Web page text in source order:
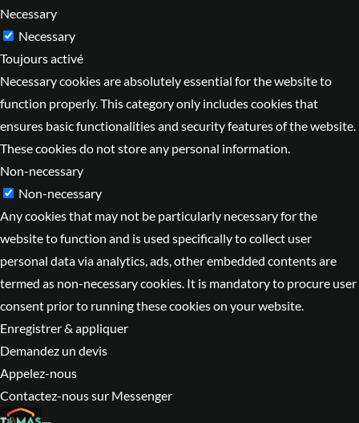
Necessary
Necessary
Toujours activé
Necessary cookies are absolutely essential for the website to
function properly. This category only includes cookies that
ensures basic functionalities and security features of the website.
These cookies do not store any personal information.
Non-necessary
Non-necessary
Any cookies that may not be particularly necessary for the
website to function and is used specifically to collect user
personal data via analytics, ads, other embedded contents are
termed as non-necessary cookies. It is mandatory to procure user
consent prior to running these cookies on your website.
Enregistrer & appliquer
Demandez un devis
Appelez-nous
Contactez-nous sur Messenger